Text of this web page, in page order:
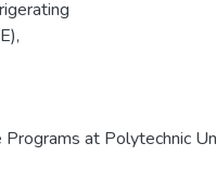
at Polytechnic